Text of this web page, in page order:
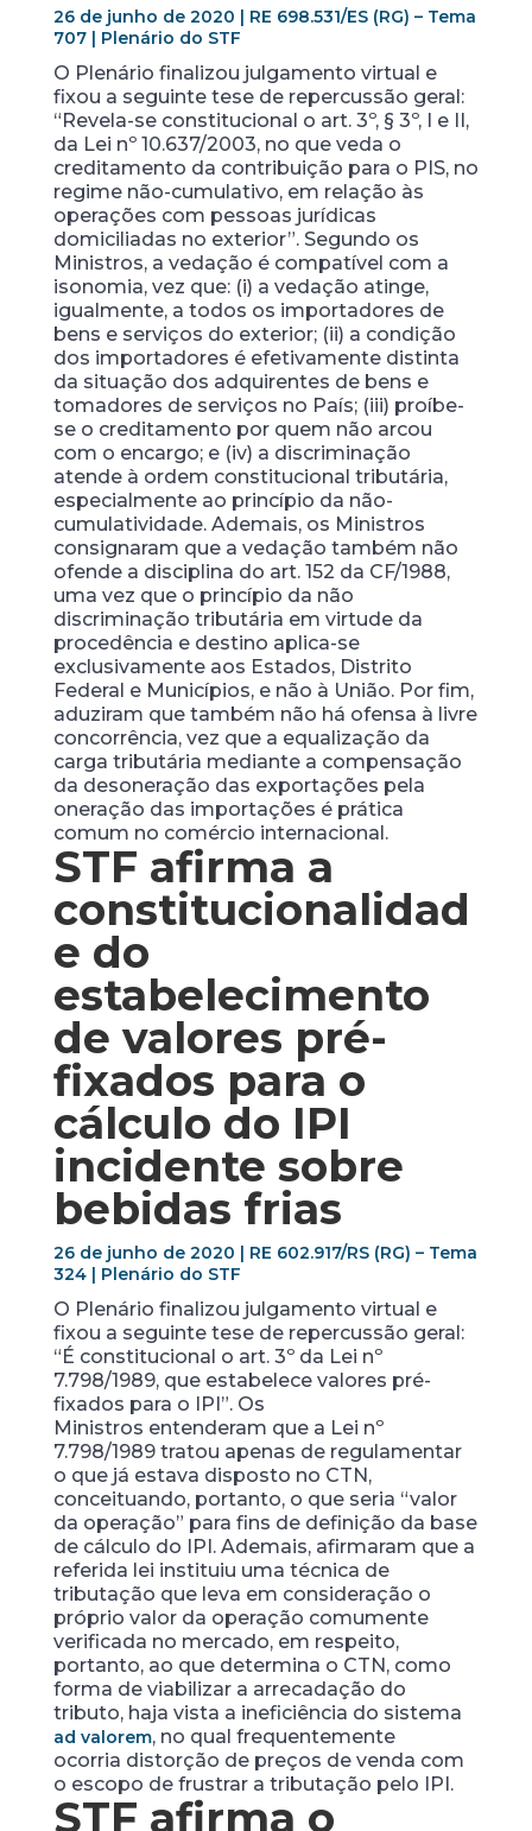
26 de junho de 2020 | RE 698.531/ES (RG) – Tema
707 | Plenário do STF
O Plenário finalizou julgamento virtual e
fixou a seguinte tese de repercussão geral:
“Revela-se constitucional o art. 3º, § 3º, I e II,
da Lei nº 10.637/2003, no que veda o
creditamento da contribuição para o PIS, no
regime não-cumulativo, em relação às
operações com pessoas jurídicas
domiciliadas no exterior”. Segundo os
Ministros, a vedação é compatível com a
isonomia, vez que: (i) a vedação atinge,
igualmente, a todos os importadores de
bens e serviços do exterior; (ii) a condição
dos importadores é efetivamente distinta
da situação dos adquirentes de bens e
tomadores de serviços no País; (iii) proíbe-
se o creditamento por quem não arcou
com o encargo; e (iv) a discriminação
atende à ordem constitucional tributária,
especialmente ao princípio da não-
cumulatividade. Ademais, os Ministros
consignaram que a vedação também não
ofende a disciplina do art. 152 da CF/1988,
uma vez que o princípio da não
discriminação tributária em virtude da
procedência e destino aplica-se
exclusivamente aos Estados, Distrito
Federal e Municípios, e não à União. Por fim,
aduziram que também não há ofensa à livre
concorrência, vez que a equalização da
carga tributária mediante a compensação
da desoneração das exportações pela
oneração das importações é prática
comum no comércio internacional.
STF afirma a
constitucionalidad
e do
estabelecimento
de valores pré-
fixados para o
cálculo do IPI
incidente sobre
bebidas frias
26 de junho de 2020 | RE 602.917/RS (RG) – Tema
324 | Plenário do STF
O Plenário finalizou julgamento virtual e
fixou a seguinte tese de repercussão geral:
“É constitucional o art. 3º da Lei nº
7.798/1989, que estabelece valores pré-
fixados para o IPI”. Os
Ministros entenderam que a Lei nº
7.798/1989 tratou apenas de regulamentar
o que já estava disposto no CTN,
conceituando, portanto, o que seria “valor
da operação” para fins de definição da base
de cálculo do IPI. Ademais, afirmaram que a
referida lei instituiu uma técnica de
tributação que leva em consideração o
próprio valor da operação comumente
verificada no mercado, em respeito,
portanto, ao que determina o CTN, como
forma de viabilizar a arrecadação do
tributo, haja vista a ineficiência do sistema
ad valorem, no qual frequentemente
ocorria distorção de preços de venda com
o escopo de frustrar a tributação pelo IPI.
STF afirma o